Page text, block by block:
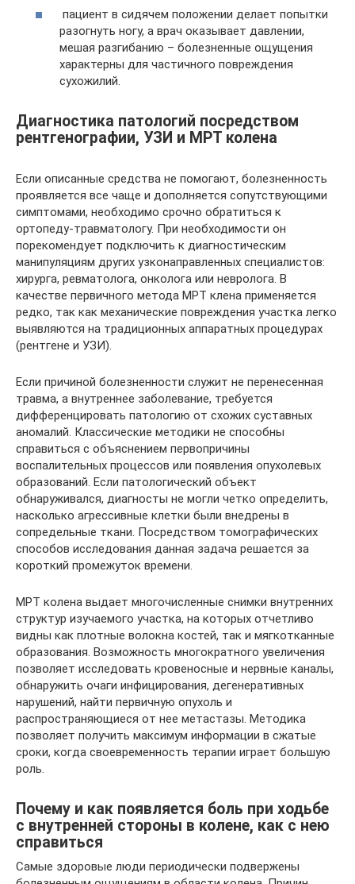
пациент в сидячем положении делает попытки
разогнуть ногу, а врач оказывает давлении,
мешая разгибанию – болезненные ощущения
характерны для частичного повреждения
сухожилий.
Диагностика патологий посредством
рентгенографии, УЗИ и МРТ колена
Если описанные средства не помогают, болезненность
проявляется все чаще и дополняется сопутствующими
симптомами, необходимо срочно обратиться к
ортопеду-травматологу. При необходимости он
порекомендует подключить к диагностическим
манипуляциям других узконаправленных специалистов:
хирурга, ревматолога, онколога или невролога. В
качестве первичного метода МРТ клена применяется
редко, так как механические повреждения участка легко
выявляются на традиционных аппаратных процедурах
(рентгене и УЗИ).
Если причиной болезненности служит не перенесенная
травма, а внутреннее заболевание, требуется
дифференцировать патологию от схожих суставных
аномалий. Классические методики не способны
справиться с объяснением первопричины
воспалительных процессов или появления опухолевых
образований. Если патологический объект
обнаруживался, диагносты не могли четко определить,
насколько агрессивные клетки были внедрены в
сопредельные ткани. Посредством томографических
способов исследования данная задача решается за
короткий промежуток времени.
МРТ колена выдает многочисленные снимки внутренних
структур изучаемого участка, на которых отчетливо
видны как плотные волокна костей, так и мягкотканные
образования. Возможность многократного увеличения
позволяет исследовать кровеносные и нервные каналы,
обнаружить очаги инфицирования, дегенеративных
нарушений, найти первичную опухоль и
распространяющиеся от нее метастазы. Методика
позволяет получить максимум информации в сжатые
сроки, когда своевременность терапии играет большую
роль.
Почему и как появляется боль при ходьбе
с внутренней стороны в колене, как с нею
справиться
Самые здоровые люди периодически подвержены